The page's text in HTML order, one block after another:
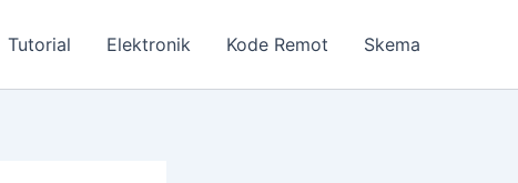
Tutorial Elektronik Kode Remot Skema